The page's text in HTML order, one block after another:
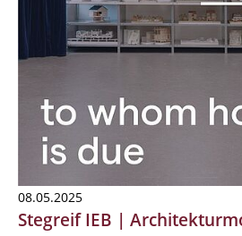
08.05.2025
Stegreif IEB |